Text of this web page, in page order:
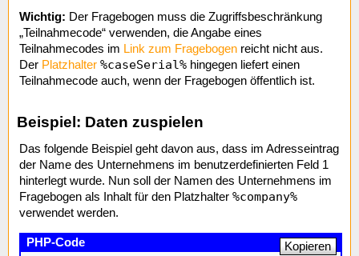
Wichtig: Der Fragebogen muss die Zugriffsbeschränkung
„Teilnahmecode“ verwenden, die Angabe eines
Teilnahmecodes im Link zum Fragebogen reicht nicht aus.
Der Platzhalter %caseSerial% hingegen liefert einen
Teilnahmecode auch, wenn der Fragebogen öffentlich ist.
Beispiel: Daten zuspielen
Das folgende Beispiel geht davon aus, dass im Adresseintrag
der Name des Unternehmens im benutzerdefinierten Feld 1
hinterlegt wurde. Nun soll der Namen des Unternehmens im
Fragebogen als Inhalt für den Platzhalter %company%
verwendet werden.
Kopieren